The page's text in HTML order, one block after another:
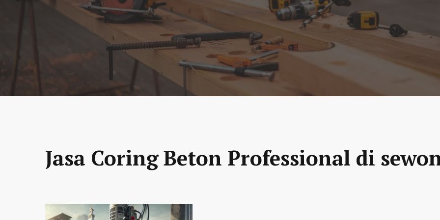
Jasa Coring Beton Professional di